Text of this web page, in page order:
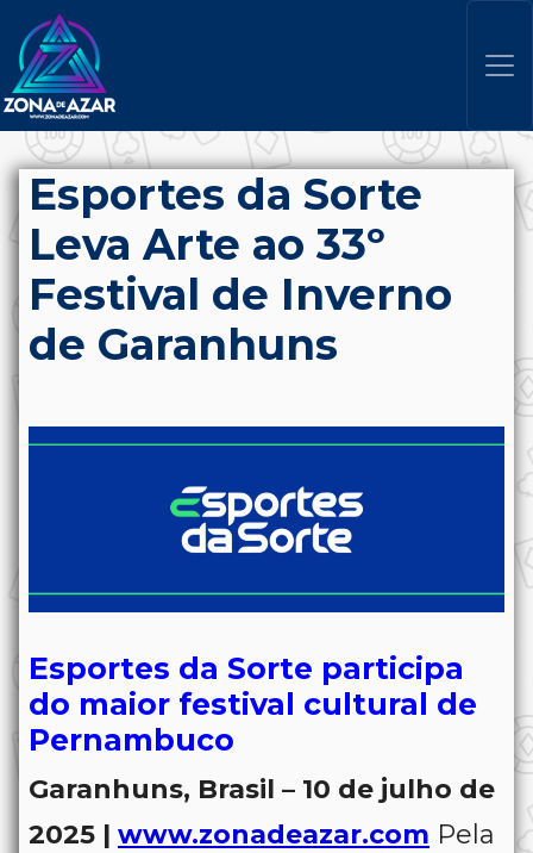
Esportes da Sorte
Leva Arte ao 33º
Festival de Inverno
de Garanhuns
Esportes da Sorte participa
do maior festival cultural de
Pernambuco
Garanhuns, Brasil – 10 de julho de
2025 | www.zonadeazar.com Pela